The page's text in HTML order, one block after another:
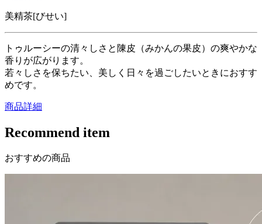
美精茶[びせい]
トゥルーシーの清々しさと陳皮（みかんの果皮）の爽やかな
香りが広がります。
若々しさを保ちたい、美しく日々を過ごしたいときにおすす
めです。
商品詳細
Recommend item
おすすめの商品